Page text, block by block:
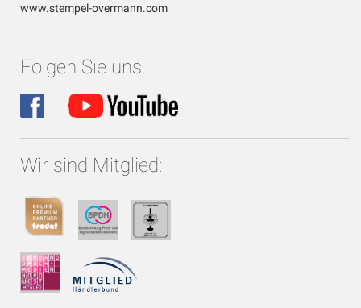
www.stempel-overmann.com
Folgen Sie uns
Wir sind Mitglied: